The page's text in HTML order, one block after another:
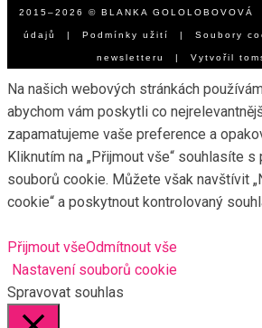
2015–2026 © BLANKA
údajů Podmínky užití Soubory
newsletteru | Vytvořil
Na našich webových stránkách
abychom vám poskytli co
zapamatujeme vaše preference a
Kliknutím na „Přijmout vše“ souhlasíte s
souborů cookie. Můžete však navštívit
cookie“ a poskytnout kontrolovaný
Přijmout všeOdmítnout vše
Nastavení souborů cookie
Spravovat souhlas